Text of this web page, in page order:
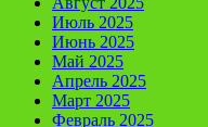
Июль 2025
Июнь 2025
Май 2025
Апрель 2025
Март 2025
Февраль 2025